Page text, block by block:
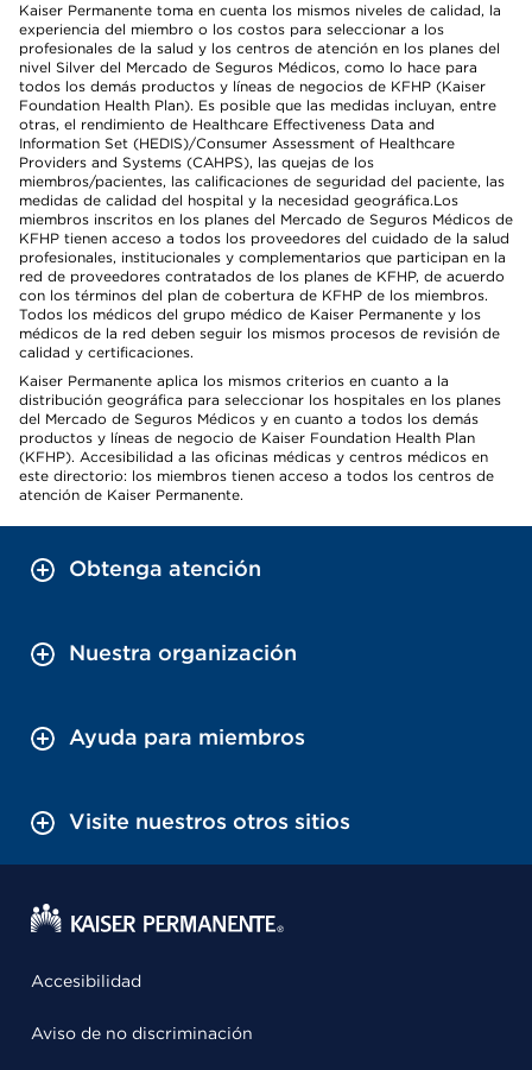
Kaiser Permanente toma en cuenta los mismos niveles de calidad, la
experiencia del miembro o los costos para seleccionar a los
profesionales de la salud y los centros de atención en los planes del
nivel Silver del Mercado de Seguros Médicos, como lo hace para
todos los demás productos y líneas de negocios de KFHP (Kaiser
Foundation Health Plan). Es posible que las medidas incluyan, entre
otras, el rendimiento de Healthcare Effectiveness Data and
Information Set (HEDIS)/Consumer Assessment of Healthcare
Providers and Systems (CAHPS), las quejas de los
miembros/pacientes, las calificaciones de seguridad del paciente, las
medidas de calidad del hospital y la necesidad geográfica.Los
miembros inscritos en los planes del Mercado de Seguros Médicos de
KFHP tienen acceso a todos los proveedores del cuidado de la salud
profesionales, institucionales y complementarios que participan en la
red de proveedores contratados de los planes de KFHP, de acuerdo
con los términos del plan de cobertura de KFHP de los miembros.
Todos los médicos del grupo médico de Kaiser Permanente y los
médicos de la red deben seguir los mismos procesos de revisión de
calidad y certificaciones.
Kaiser Permanente aplica los mismos criterios en cuanto a la
distribución geográfica para seleccionar los hospitales en los planes
del Mercado de Seguros Médicos y en cuanto a todos los demás
productos y líneas de negocio de Kaiser Foundation Health Plan
(KFHP). Accesibilidad a las oficinas médicas y centros médicos en
este directorio: los miembros tienen acceso a todos los centros de
atención de Kaiser Permanente.
Obtenga atención
Nuestra organización
Ayuda para miembros
Visite nuestros otros sitios
Accesibilidad
Aviso de no discriminación